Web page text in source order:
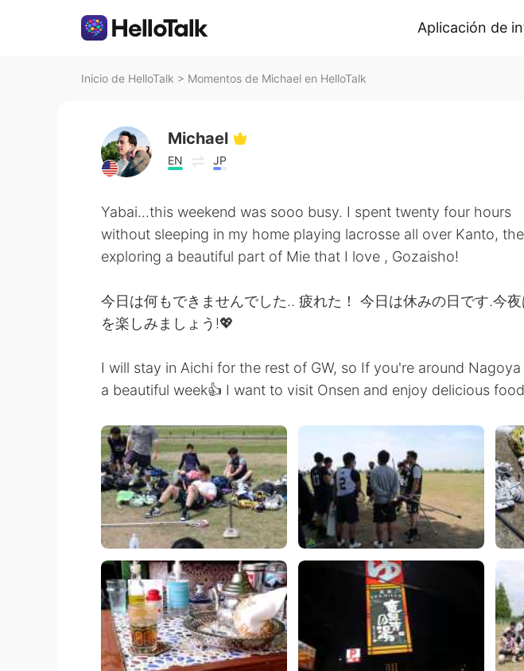
Aplicación de
Inicio de HelloTalk > Momentos de Michael en HelloTalk
Michael
EN JP
Yabai...this weekend was sooo busy. I spent twenty four hours
without sleeping in my home playing lacrosse all over Kanto,
exploring a beautiful part of Mie that I love , Gozaisho!
今日は何もできませんでした.. 疲れた！ 今日は休みの日です.今
を楽しみましょう!💖
I will stay in Aichi for the rest of GW, so If you're around
a beautiful week👍 I want to visit Onsen and enjoy delicious